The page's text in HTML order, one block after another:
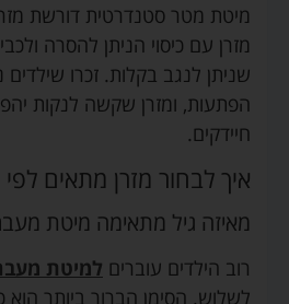
מיטת מטר סטנדרטית דורשת
מזרן עם כיסוי הניתן להסרה
שניתן לנגב בקלות. זכרו שילדים
הפתעות, ומזרן שקשה לנקות
חיידקים.
איך לבחור מזרן מתאים לפי
מאיזה גיל מתאימה מיטת
רוב הילדים עוברים למיטת
לשלוש. הסימן הברור ביותר